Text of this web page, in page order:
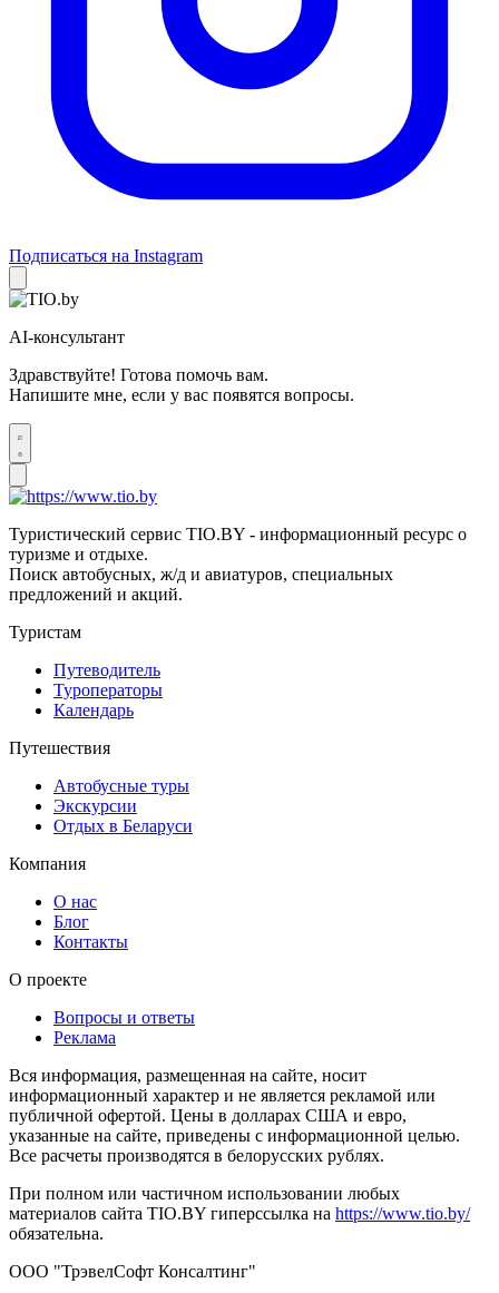
Подписаться на Instagram
AI-консультант
Здравствуйте! Готова помочь вам.
Напишите мне, если у вас появятся вопросы.
Туристический сервис TIO.BY - информационный ресурс о
туризме и отдыхе.
Поиск автобусных, ж/д и авиатуров, специальных
предложений и акций.
Туристам
Путеводитель
Туроператоры
Календарь
Путешествия
Автобусные туры
Экскурсии
Отдых в Беларуси
Компания
О нас
Блог
Контакты
О проекте
Вопросы и ответы
Реклама
Вся информация, размещенная на сайте, носит
информационный характер и не является рекламой или
публичной офертой. Цены в долларах США и евро,
указанные на сайте, приведены с информационной целью.
Все расчеты производятся в белорусских рублях.
При полном или частичном использовании любых
материалов сайта TIO.BY гиперссылка на https://www.tio.by/
обязательна.
ООО "ТрэвелСофт Консалтинг"